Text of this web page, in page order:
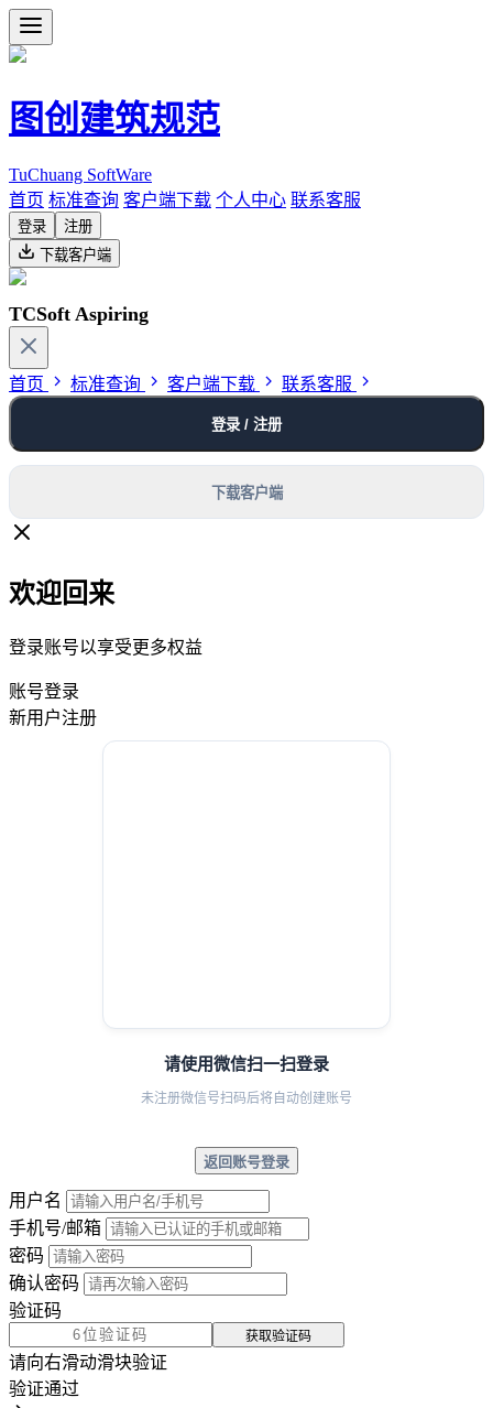
图创建筑规范
TuChuang SoftWare
首页 标准查询 客户端下载 个人中心 联系客服
登录
注册
下载客户端
TCSoft Aspiring
首页 标准查询 客户端下载 联系客服
登录 / 注册
下载客户端
欢迎回来
登录账号以享受更多权益
账号登录
新用户注册
请使用微信扫一扫登录
未注册微信号扫码后将自动创建账号
返回账号登录
用户名
手机号/邮箱
密码
确认密码
验证码
获取验证码
请向右滑动滑块验证
验证通过